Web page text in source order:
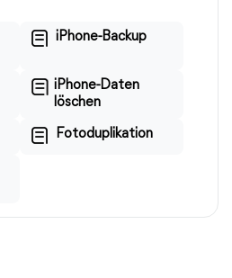
iPhone-Backup
iPhone-Daten
löschen
Fotoduplikation